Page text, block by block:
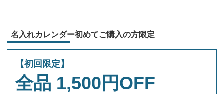
名入れカレンダー初めてご購入の方限定
【初回限定】
全品 1,500円OFF